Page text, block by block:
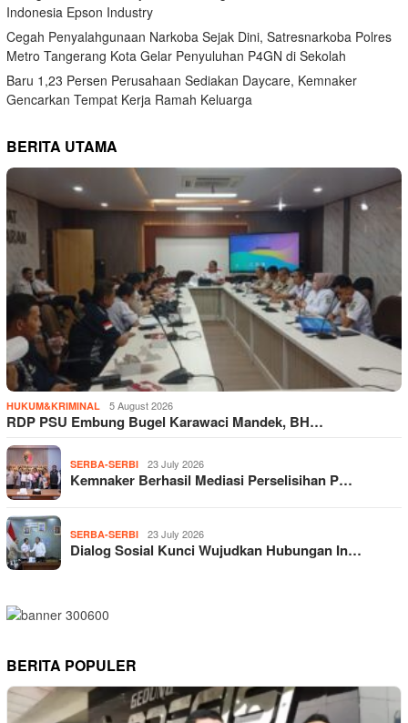
Indonesia Epson Industry
Cegah Penyalahgunaan Narkoba Sejak Dini, Satresnarkoba Polres
Metro Tangerang Kota Gelar Penyuluhan P4GN di Sekolah
Baru 1,23 Persen Perusahaan Sediakan Daycare, Kemnaker
Gencarkan Tempat Kerja Ramah Keluarga
BERITA UTAMA
HUKUM&KRIMINAL 5 August 2026
RDP PSU Embung Bugel Karawaci Mandek, BH…
SERBA-SERBI 23 July 2026
Kemnaker Berhasil Mediasi Perselisihan P…
SERBA-SERBI 23 July 2026
Dialog Sosial Kunci Wujudkan Hubungan In…
BERITA POPULER